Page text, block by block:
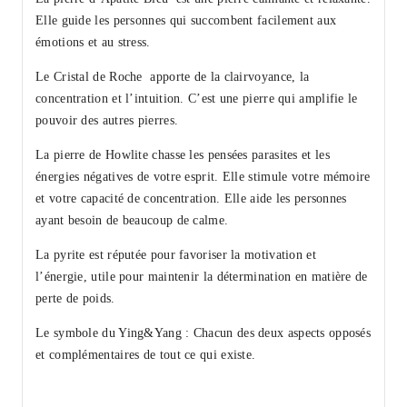
Elle guide les personnes qui succombent facilement aux
émotions et au stress.
Le Cristal de Roche apporte de la clairvoyance, la
concentration et l’intuition. C’est une pierre qui amplifie le
pouvoir des autres pierres.
La pierre de Howlitechasse les pensées parasites et les
énergies négatives de votre esprit. Elle stimule votre mémoire
et votre capacité de concentration. Elle aide les personnes
ayant besoin de beaucoup de calme.
La pyrite est réputée pourfavoriser la motivation et
l’énergie, utile pour maintenir la détermination en matière de
perte de poids.
Le symbole du Ying&Yang : Chacun des deux aspects opposés
et complémentaires de tout ce qui existe.